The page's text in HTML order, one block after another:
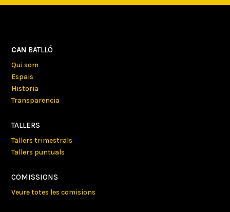
CAN BATLLÓ
Qui som
Espais
Historia
Transparencia
TALLERS
Tallers trimestrals
Tallers puntuals
COMISSIONS
Veure totes les comisions